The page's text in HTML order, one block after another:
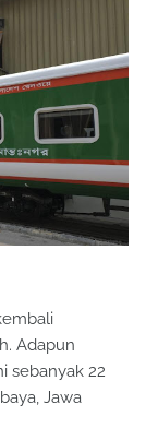
Adapun
sebanyak 22
Jawa